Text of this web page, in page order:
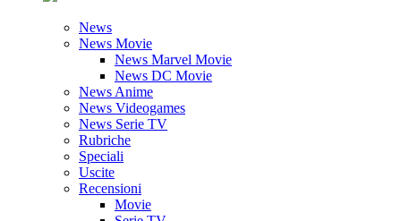
News
News Movie
News Marvel Movie
News DC Movie
News Anime
News Videogames
News Serie TV
Rubriche
Speciali
Uscite
Recensioni
Movie